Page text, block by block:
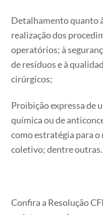
Detalhamento quanto
realização dos
operatórios; à
de resíduos e à
cirúrgicos;
Proibição expressa de
química ou de
como estratégia para
coletivo; dentre outras.
Confira a Resolução